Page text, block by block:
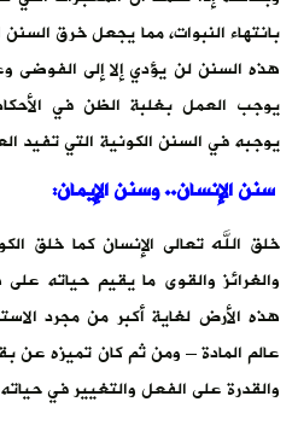
بانتهاء النبوات، مما يجعل خرق
هذه السنن لن يؤدي إلا إلى الفوضى
يوجب العمل بغلبة الظن في
يوجبه في السنن الكونية التي تفيد
سنن الإنسان.. وسنن الإيمان:
خلق الله تعالى الإنسان كما خلق
والغرائز والقوى ما يقيم حياته
هذه الأرض لغاية أكبر من مجرد
عالم المادة – ومن ثم كان تميزه عن
والقدرة على الفعل والتغيير في